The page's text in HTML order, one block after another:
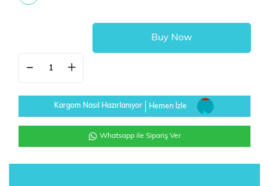
Kargom Nasıl Hazırlanıyor Hemen İzle
Whatsapp ile Sipariş Ver